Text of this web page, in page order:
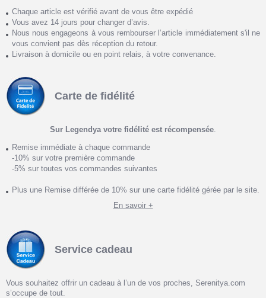
Chaque article est vérifié avant de vous être expédié
Vous avez 14 jours pour changer d’avis.
Nous nous engageons à vous rembourser l’article immédiatement s'il ne
vous convient pas dès réception du retour.
Livraison à domicile ou en point relais, à votre convenance.
Carte de fidélité
Sur Legendya votre fidélité est récompensée
Remise immédiate à chaque commande
-10% sur votre première commande
-5% sur toutes vos commandes suivantes
Plus une Remise différée de 10% sur une carte fidélité gérée par le site.
En savoir +
Service cadeau
Vous souhaitez offrir un cadeau à l’un de vos proches, Serenitya.com
s’occupe de tout.